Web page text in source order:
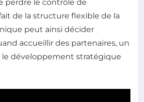
perdre le contrôle de
de la structure flexible de la
peut ainsi décider
accueillir des partenaires, un
le développement stratégique